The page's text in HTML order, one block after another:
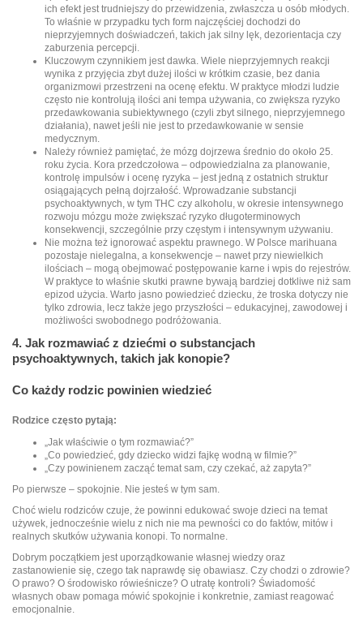
ich efekt jest trudniejszy do przewidzenia, zwłaszcza u osób młodych.
To właśnie w przypadku tych form najczęściej dochodzi do
nieprzyjemnych doświadczeń, takich jak silny lęk, dezorientacja czy
zaburzenia percepcji.
Kluczowym czynnikiem jest dawka. Wiele nieprzyjemnych reakcji
wynika z przyjęcia zbyt dużej ilości w krótkim czasie, bez dania
organizmowi przestrzeni na ocenę efektu. W praktyce młodzi ludzie
często nie kontrolują ilości ani tempa używania, co zwiększa ryzyko
przedawkowania subiektywnego (czyli zbyt silnego, nieprzyjemnego
działania), nawet jeśli nie jest to przedawkowanie w sensie
medycznym.
Należy również pamiętać, że mózg dojrzewa średnio do około 25.
roku życia. Kora przedczołowa – odpowiedzialna za planowanie,
kontrolę impulsów i ocenę ryzyka – jest jedną z ostatnich struktur
osiągających pełną dojrzałość. Wprowadzanie substancji
psychoaktywnych, w tym THC czy alkoholu, w okresie intensywnego
rozwoju mózgu może zwiększać ryzyko długoterminowych
konsekwencji, szczególnie przy częstym i intensywnym używaniu.
Nie można też ignorować aspektu prawnego. W Polsce marihuana
pozostaje nielegalna, a konsekwencje – nawet przy niewielkich
ilościach – mogą obejmować postępowanie karne i wpis do rejestrów.
W praktyce to właśnie skutki prawne bywają bardziej dotkliwe niż sam
epizod użycia. Warto jasno powiedzieć dziecku, że troska dotyczy nie
tylko zdrowia, lecz także jego przyszłości – edukacyjnej, zawodowej i
możliwości swobodnego podróżowania.
4. Jak rozmawiać z dziećmi o substancjach
psychoaktywnych, takich jak konopie?
Co każdy rodzic powinien wiedzieć
Rodzice często pytają:
„Jak właściwie o tym rozmawiać?”
„Co powiedzieć, gdy dziecko widzi fajkę wodną w filmie?”
„Czy powinienem zacząć temat sam, czy czekać, aż zapyta?”
Po pierwsze – spokojnie. Nie jesteś w tym sam.
Choć wielu rodziców czuje, że powinni edukować swoje dzieci na temat
używek, jednocześnie wielu z nich nie ma pewności co do faktów, mitów i
realnych skutków używania konopi. To normalne.
Dobrym początkiem jest uporządkowanie własnej wiedzy oraz
zastanowienie się, czego tak naprawdę się obawiasz. Czy chodzi o zdrowie?
O prawo? O środowisko rówieśnicze? O utratę kontroli? Świadomość
własnych obaw pomaga mówić spokojnie i konkretnie, zamiast reagować
emocjonalnie.